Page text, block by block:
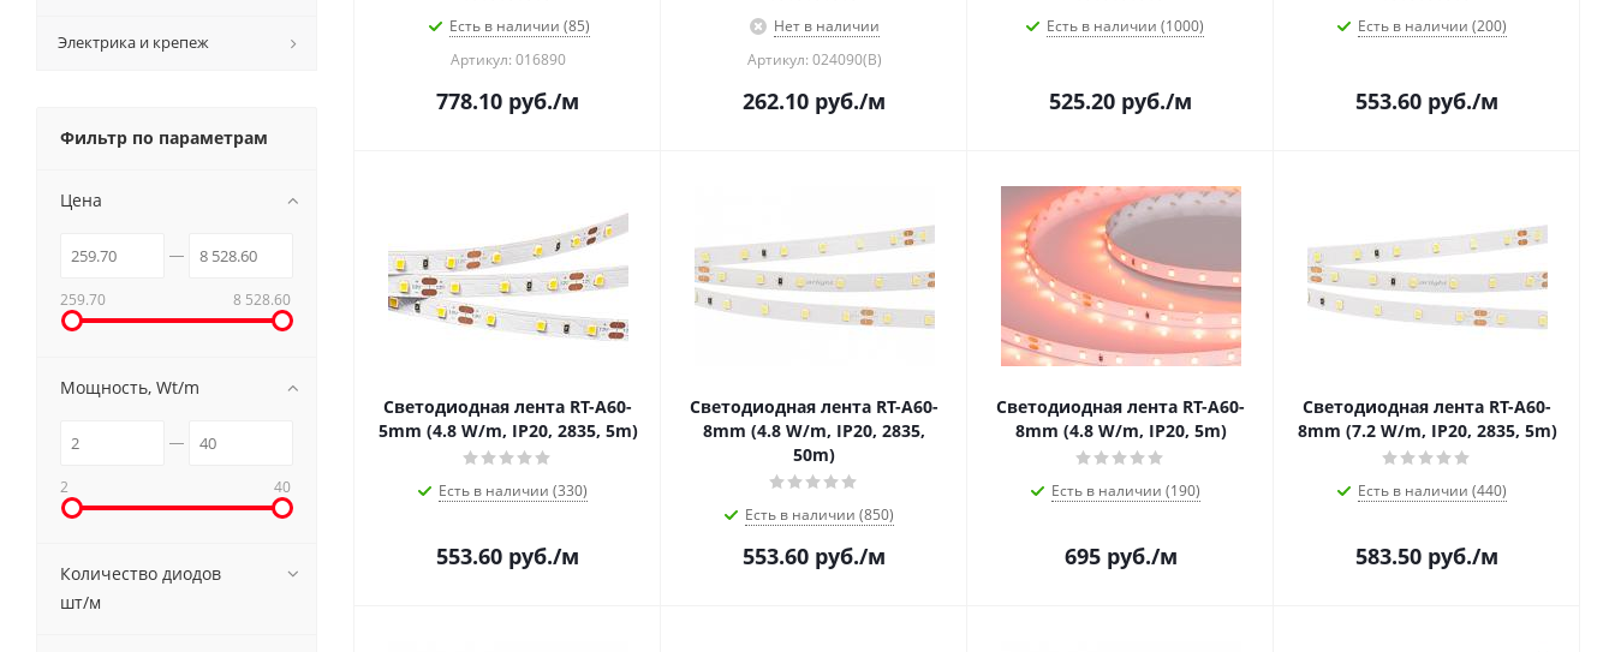
Есть в наличии (85)
Артикул: 016890
778.10 руб./м
Нет в наличии
Артикул: 024090(B)
262.10 руб./м
Есть в наличии (1000)
525.20 руб./м
Есть в наличии (200)
553.60 руб./м
Светодиодная лента RT-A60-
5mm (4.8 W/m, IP20, 2835, 5m)
Есть в наличии (330)
553.60 руб./м
Светодиодная лента RT-A60-
8mm (4.8 W/m, IP20, 2835,
50m)
Есть в наличии (850)
553.60 руб./м
Светодиодная лента RT-A60-
8mm (4.8 W/m, IP20, 5m)
Есть в наличии (190)
695руб./м
Светодиодная лента RT-A60-
8mm (7.2 W/m, IP20, 2835, 5m)
Есть в наличии (440)
583.50 руб./м
Электрика и крепеж
Фильтр по параметрам
Цена
259.70 8 528.60
Мощность, Wt/m
2 40
Количество диодов
шт/м